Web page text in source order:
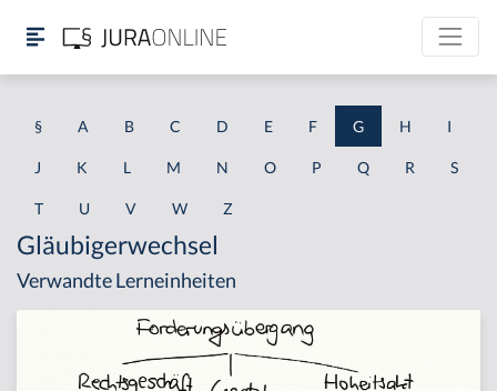
§ A B C D E F G H I
J K L M N O P Q R S
T U V W Z
Gläubigerwechsel
Verwandte Lerneinheiten